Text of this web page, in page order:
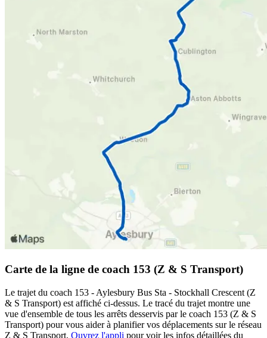
Carte de la ligne de coach 153 (Z & S Transport)
Le trajet du coach 153 - Aylesbury Bus Sta - Stockhall Crescent (Z
& S Transport) est affiché ci-dessus. Le tracé du trajet montre une
vue d'ensemble de tous les arrêts desservis par le coach 153 (Z & S
Transport) pour vous aider à planifier vos déplacements sur le réseau
Z & S Transport. Ouvrez l'appli pour voir les infos détaillées du